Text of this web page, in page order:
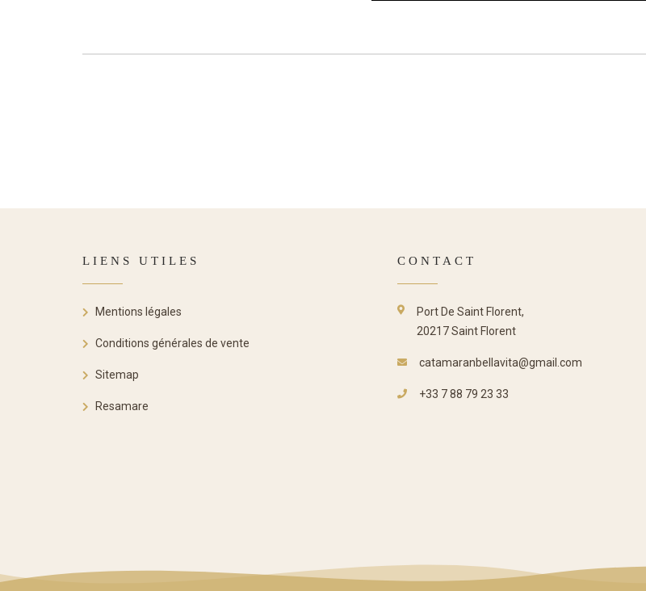
LIENS UTILES
Mentions légales
Conditions générales de vente
Sitemap
Resamare
CONTACT
Port De Saint Florent,
20217 Saint Florent
catamaranbellavita@gmail.com
+33 7 88 79 23 33